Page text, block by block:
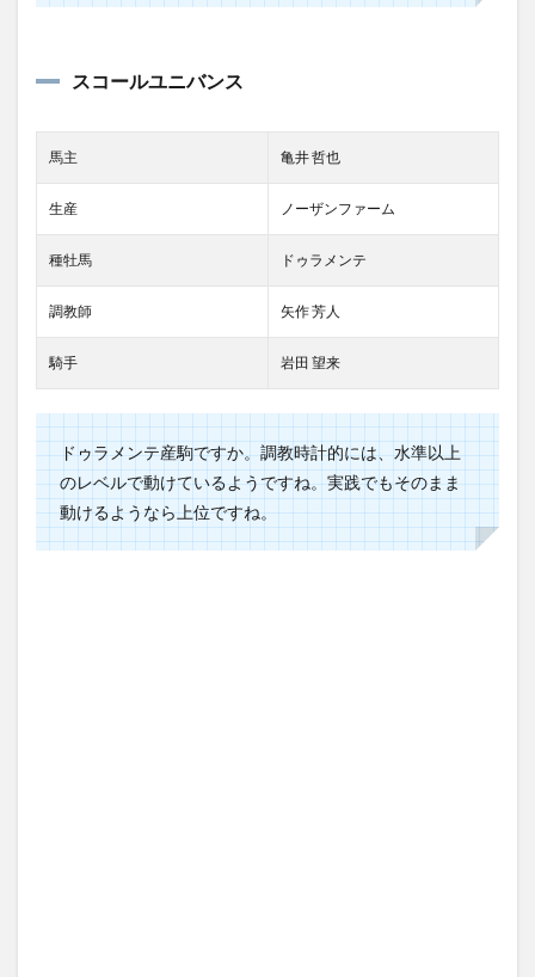
スコールユニバンス
馬主 亀井 哲也
生産 ノーザンファーム
種牡馬 ドゥラメンテ
調教師 矢作 芳人
騎手 岩田 望来
ドゥラメンテ産駒ですか。調教時計的には、水準以上
のレベルで動けているようですね。実践でもそのまま
動けるようなら上位ですね。